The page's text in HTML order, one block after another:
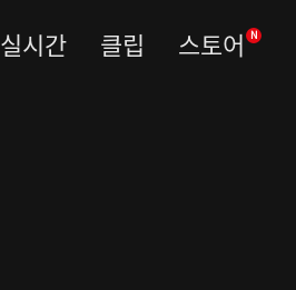
실시간 클립 스토어 N